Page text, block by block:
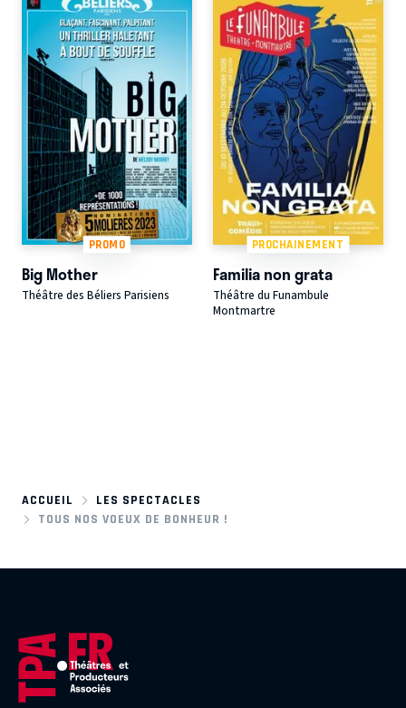
PROMO
Big Mother
Théâtre des Béliers Parisiens
PROCHAINEMENT
Familia non grata
Théâtre du Funambule
Montmartre
ACCUEIL
LES SPECTACLES
TOUS NOS VOEUX DE BONHEUR !